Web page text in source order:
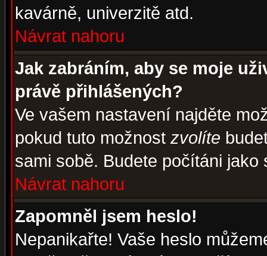
kavárně, univerzitě atd.
Návrat nahoru
Jak zabráním, aby se moje
právě přihlášených?
Ve vašem nastavení najděte
pokud tuto možnost zvolíte
sami sobě. Budete počítáni jako
Návrat nahoru
Zapomněl jsem heslo!
Nepanikařte! Vaše heslo